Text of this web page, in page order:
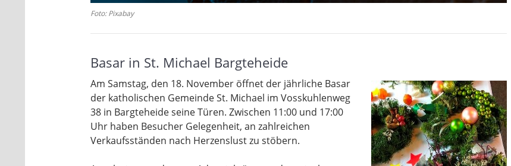
Foto: Pixabay
Basar in St. Michael Bargteheide
Am Samstag, den 18. November öffnet der jährliche Basar
der katholischen Gemeinde St. Michael im Vosskuhlenweg
38 in Bargteheide seine Türen. Zwischen 11:00 und 17:00
Uhr haben Besucher Gelegenheit, an zahlreichen
Verkaufsständen nach Herzenslust zu stöbern.